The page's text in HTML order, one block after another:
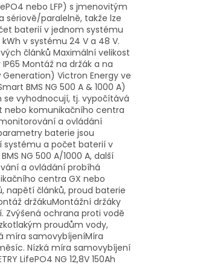
nebo LFP) s jmenovitým
sériově/paralelně, takže lze
baterií v jednom systému
v systému 24 V a 48 V.
článků Maximální velikost
Montáž na držák a na
Victron Energy ve
BMS NG 500 A & 1000 A)
vyhodnocují, tj. vypočítává
komunikačního centra
a ovládání
baterie jsou
systému a počet baterií v
NG 500 A/1000 A, další
a ovládání probíhá
centra GX nebo
napětí článků, proud baterie
držákuMontážní držáky
Zvýšená ochrana proti vodě
proudům vody,
míra samovybíjeníMíra
Nízká míra samovybíjení
LifePO4 NG 12,8V 150Ah